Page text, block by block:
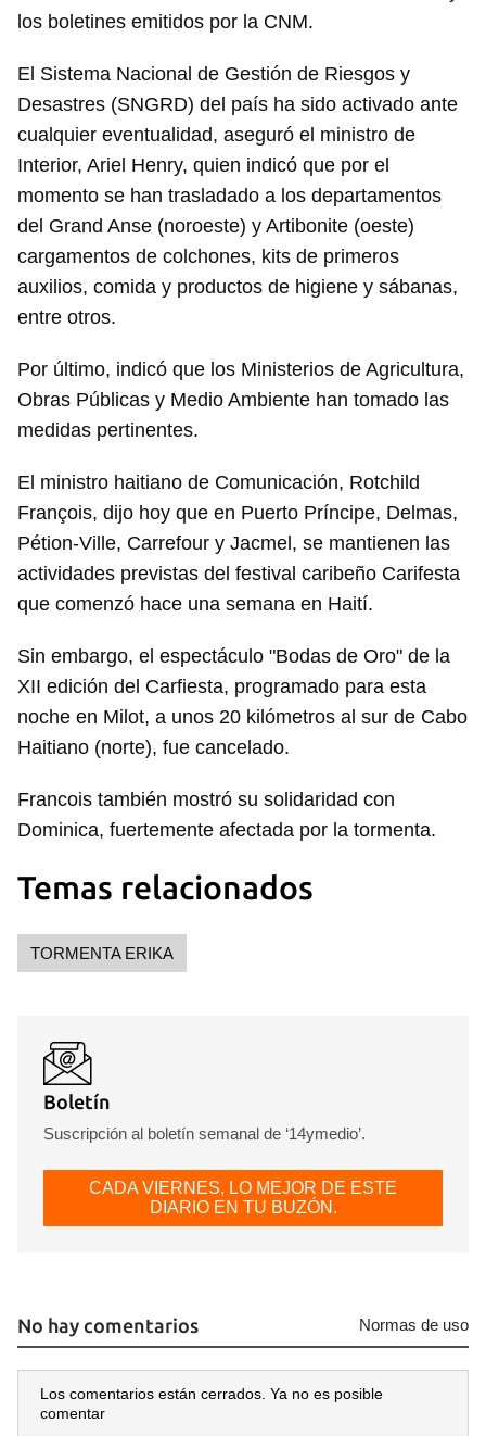
Para poder guardar como favorito, primero has de
INICIAR SESIÓN CANCELAR
los boletines emitidos por la CNM.
El Sistema Nacional de Gestión de Riesgos y
Desastres (SNGRD) del país ha sido activado ante
cualquier eventualidad, aseguró el ministro de
Interior, Ariel Henry, quien indicó que por el
momento se han trasladado a los departamentos
del Grand Anse (noroeste) y Artibonite (oeste)
cargamentos de colchones, kits de primeros
auxilios, comida y productos de higiene y sábanas,
entre otros.
Por último, indicó que los Ministerios de Agricultura,
Obras Públicas y Medio Ambiente han tomado las
medidas pertinentes.
El ministro haitiano de Comunicación, Rotchild
François, dijo hoy que en Puerto Príncipe, Delmas,
Pétion-Ville, Carrefour y Jacmel, se mantienen las
actividades previstas del festival caribeño Carifesta
que comenzó hace una semana en Haití.
Sin embargo, el espectáculo "Bodas de Oro" de la
XII edición del Carfiesta, programado para esta
noche en Milot, a unos 20 kilómetros al sur de Cabo
Haitiano (norte), fue cancelado.
Francois también mostró su solidaridad con
Dominica, fuertemente afectada por la tormenta.
Temas relacionados
TORMENTA ERIKA
Boletín
Suscripción al boletín semanal de ‘14ymedio’.
CADA VIERNES, LO MEJOR DE ESTE
DIARIO EN TU BUZÓN.
No hay comentarios Normas de uso
Los comentarios están cerrados. Ya no es posible
comentar